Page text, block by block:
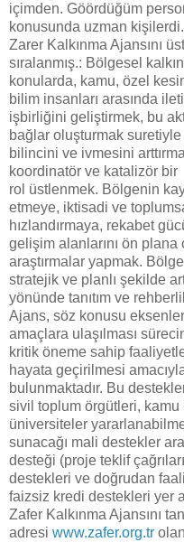
içimden. Göördüğüm
konusunda uzman kişilerdi.
Zarer Kalkınma Ajansını
sıralanmış.: Bölgesel
konularda, kamu, özel
bilim insanları arasında
işbirliğini geliştirmek, bu
bağlar oluşturmak suretiyle
bilincini ve ivmesini
koordinatör ve katalizör bir
rol üstlenmek. Bölgenin
etmeye, iktisadi ve
hızlandırmaya, rekabet
gelişim alanlarını ön plana
araştırmalar yapmak.
stratejik ve planlı şekilde
yönünde tanıtım ve
Ajans, söz konusu
amaçlara ulaşılması
kritik öneme sahip
hayata geçirilmesi
bulunmaktadır. Bu
sivil toplum örgütleri, kamu
üniversiteler
sunacağı mali destekler
desteği (proje teklif
destekleri ve doğrudan
faizsiz kredi destekleri yer
Zafer Kalkınma Ajansını
adresi www.zafer.org.tr